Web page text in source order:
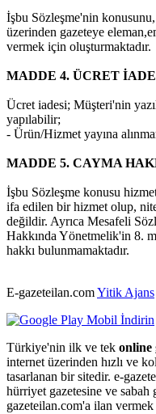
İşbu Sözleşme'nin
üzerinden gazeteye
vermek için oluşturmaktadır.
MADDE 4. ÜCRET
Ücret iadesi; Müşteri'nin
yapılabilir;
- Ürün/Hizmet yayına
MADDE 5. CAYMA
İşbu Sözleşme konusu
ifa edilen bir hizmet olup,
değildir. Ayrıca Mesafeli
Hakkında Yönetmelik'in 8.
hakkı bulunmamaktadır.
E-gazeteilan.comYitik Ajans
Türkiye'nin ilk ve tek online
internet üzerinden hızlı ve
tasarlanan bir sitedir. e-
hürriyet gazetesine ve
gazeteilan.com'a ilan